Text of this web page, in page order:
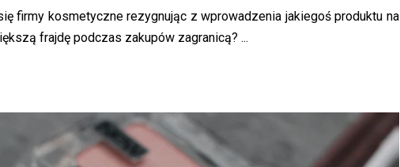
firmy kosmetyczne rezygnując z wprowadzenia jakiegoś produktu na
frajdę podczas zakupów zagranicą? ...